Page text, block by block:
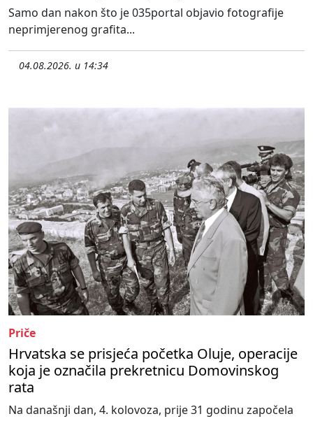
Samo dan nakon što je 035portal objavio fotografije
neprimjerenog grafita...
04.08.2026. u 14:34
Priče
Hrvatska se prisjeća početka Oluje, operacije
koja je označila prekretnicu Domovinskog
rata
Na današnji dan, 4. kolovoza, prije 31 godinu započela